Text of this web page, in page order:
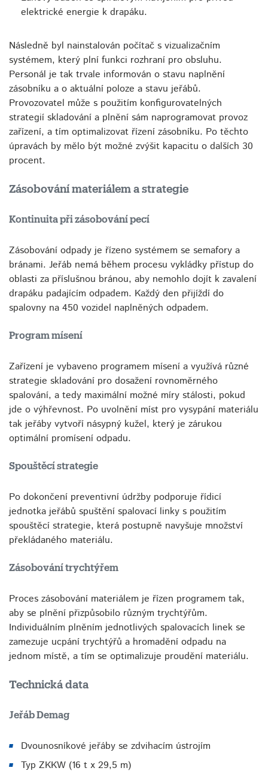
elektrické energie k drapáku.
Následně byl nainstalován počítač s vizualizačním
systémem, který plní funkci rozhraní pro obsluhu.
Personál je tak trvale informován o stavu naplnění
zásobníku a o aktuální poloze a stavu jeřábů.
Provozovatel může s použitím konfigurovatelných
strategií skladování a plnění sám naprogramovat provoz
zařízení, a tím optimalizovat řízení zásobníku. Po těchto
úpravách by mělo být možné zvýšit kapacitu o dalších 30
procent.
Zásobování materiálem a strategie
Kontinuita při zásobování pecí
Zásobování odpady je řízeno systémem se semafory a
bránami. Jeřáb nemá během procesu vykládky přístup do
oblasti za příslušnou bránou, aby nemohlo dojít k zavalení
drapáku padajícím odpadem. Každý den přijíždí do
spalovny na 450 vozidel naplněných odpadem.
Program mísení
Zařízení je vybaveno programem mísení a využívá různé
strategie skladování pro dosažení rovnoměrného
spalování, a tedy maximální možné míry stálosti, pokud
jde o výhřevnost. Po uvolnění míst pro vysypání materiálu
tak jeřáby vytvoří násypný kužel, který je zárukou
optimální promísení odpadu.
Spouštěcí strategie
Po dokončení preventivní údržby podporuje řídicí
jednotka jeřábů spuštění spalovací linky s použitím
spouštěcí strategie, která postupně navyšuje množství
překládaného materiálu.
Zásobování trychtýřem
Proces zásobování materiálem je řízen programem tak,
aby se plnění přizpůsobilo různým trychtýřům.
Individuálním plněním jednotlivých spalovacích linek se
zamezuje ucpání trychtýřů a hromadění odpadu na
jednom místě, a tím se optimalizuje proudění materiálu.
Technická data
Jeřáb Demag
Dvounosníkové jeřáby se zdvihacím ústrojím
Typ ZKKW (16 t x 29,5 m)